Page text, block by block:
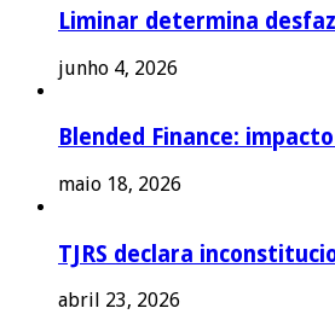
Liminar determina
junho 4, 2026
Blended Finance:
maio 18, 2026
TJRS declara
abril 23, 2026